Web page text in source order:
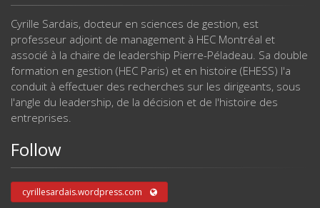
Cyrille Sardais, docteur en sciences de gestion, est
professeur adjoint de management à HEC Montréal et
associé à la chaire de leadership Pierre-Péladeau. Sa double
formation en gestion (HEC Paris) et en histoire (EHESS) l'a
conduit à effectuer des recherches sur les dirigeants, sous
l'angle du leadership, de la décision et de l'histoire des
entreprises.
Follow
cyrillesardais.wordpress.com